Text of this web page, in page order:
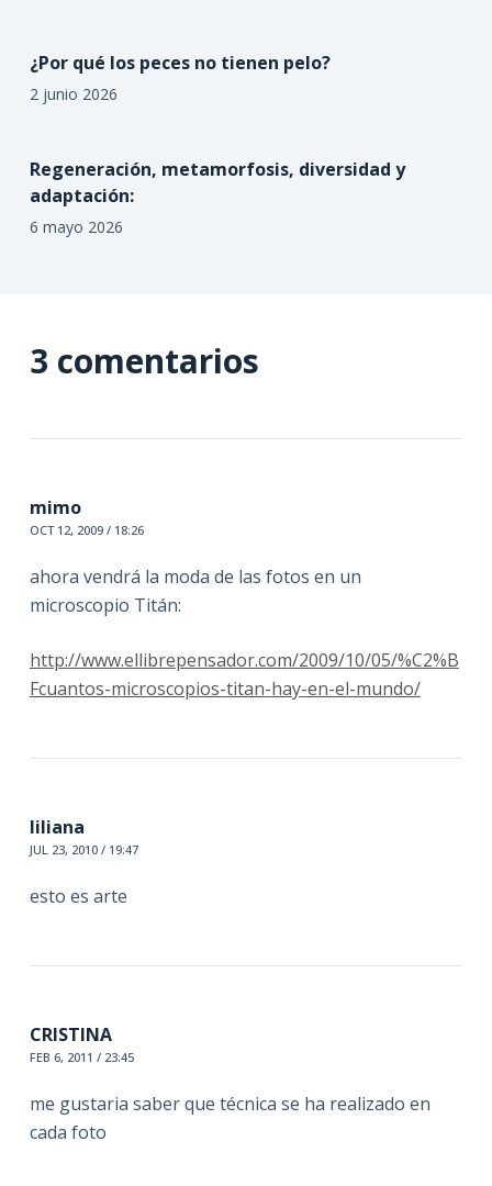
¿Por qué los peces no tienen pelo?
2 junio 2026
Regeneración, metamorfosis, diversidad y
adaptación:
6 mayo 2026
3 comentarios
mimo
OCT 12, 2009 / 18:26
ahora vendrá la moda de las fotos en un
microscopio Titán:
http://www.ellibrepensador.com/2009/10/05/%C2%B
Fcuantos-microscopios-titan-hay-en-el-mundo/
liliana
JUL 23, 2010 / 19:47
esto es arte
CRISTINA
FEB 6, 2011 / 23:45
me gustaria saber que técnica se ha realizado en
cada foto